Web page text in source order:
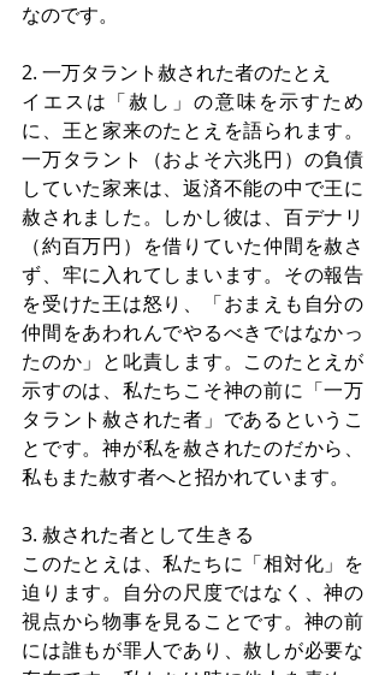
なのです。
2. 一万タラント赦された者のたとえ
イエスは「赦し」の意味を示すため
に、王と家来のたとえを語られます。
一万タラント（およそ六兆円）の負債
していた家来は、返済不能の中で王に
赦されました。しかし彼は、百デナリ
（約百万円）を借りていた仲間を赦さ
ず、牢に入れてしまいます。その報告
を受けた王は怒り、「おまえも自分の
仲間をあわれんでやるべきではなかっ
たのか」と叱責します。このたとえが
示すのは、私たちこそ神の前に「一万
タラント赦された者」であるというこ
とです。神が私を赦されたのだから、
私もまた赦す者へと招かれています。
3. 赦された者として生きる
このたとえは、私たちに「相対化」を
迫ります。自分の尺度ではなく、神の
視点から物事を見ることです。神の前
には誰もが罪人であり、赦しが必要な